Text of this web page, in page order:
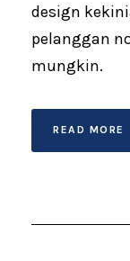
design
pelanggan
mungkin.
READ MORE